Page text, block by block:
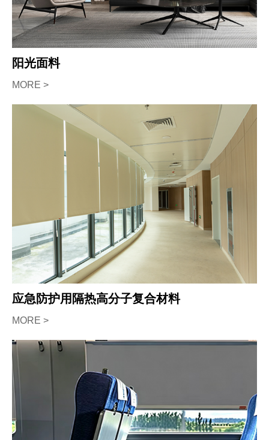
阳光面料
MORE >
应急防护用隔热高分子复合材料
MORE >